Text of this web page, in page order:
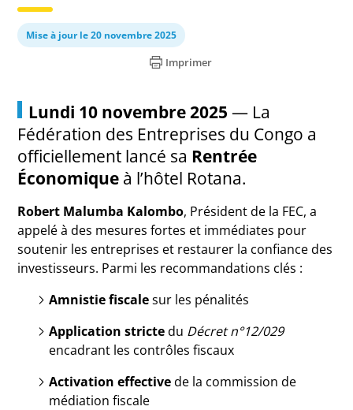
Mise à jour le 20 novembre 2025
Imprimer
Lundi 10 novembre 2025 — La
Fédération des Entreprises du Congo a
officiellement lancé sa Rentrée
Économique à l’hôtel Rotana.
Robert Malumba Kalombo, Président de la FEC, a
appelé à des mesures fortes et immédiates pour
soutenir les entreprises et restaurer la confiance des
investisseurs. Parmi les recommandations clés :
Amnistie fiscalesur les pénalités
Application strictedu Décret n°12/029
encadrant les contrôles fiscaux
Activation effectivede la commission de
médiation fiscale